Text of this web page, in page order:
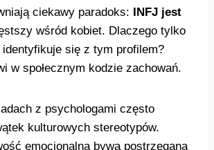
ciekawy paradoks:
INFJ jest
wśród kobiet. Dlaczego tylko
się z tym profilem?
w społecznym kodzie zachowań.
z psychologami często
kulturowych stereotypów.
emocjonalna bywa postrzegana